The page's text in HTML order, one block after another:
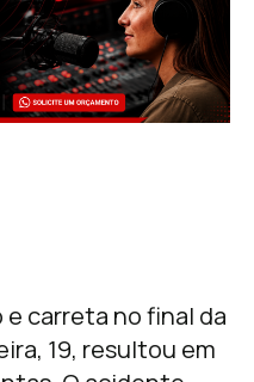
carreta no final da
19, resultou em